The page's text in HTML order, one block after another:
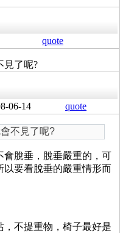
quote
見了呢?
06-14 quote
不見了呢?
會脫垂，脫垂嚴重的，可
以要看脫垂的嚴重情形而
，不提重物，椅子最好是